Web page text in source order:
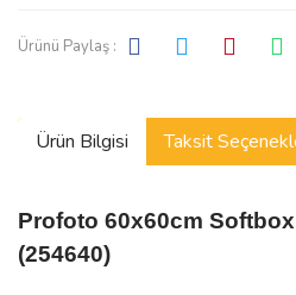
Ürünü Paylaş :
Ürün Bilgisi Taksit
Profoto 60x60cm
(254640)